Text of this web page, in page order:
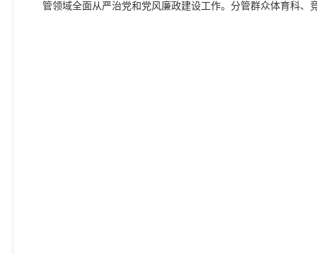
管领域全面从严治党和 党风廉政建设工作。分管群众体育科、